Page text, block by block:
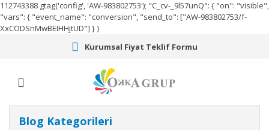
112743388 gtag('config', 'AW-983802753'); "C_cv-_9l57unQ": { "on": "visible",
"vars": { "event_name": "conversion", "send_to": ["AW-983802753/f-
XxCODSnMwBEIHHjtUD"] } }
Kurumsal Fiyat Teklif Formu
Blog Kategorileri